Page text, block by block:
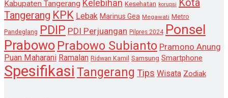
Kabupaten Tangerang Kelebihan Kesehatan korupsi
Tangerang KPK Lebak Marinus Gea Megawati Metro
Pandeglang PDIP PDI Perjuangan Pilpres 2024 Ponsel
Prabowo Prabowo Subianto Pramono Anung
Puan Maharani Ramalan Ridwan Kamil Samsung Smartphone
Spesifikasi Tangerang Tips Wisata Zodiak